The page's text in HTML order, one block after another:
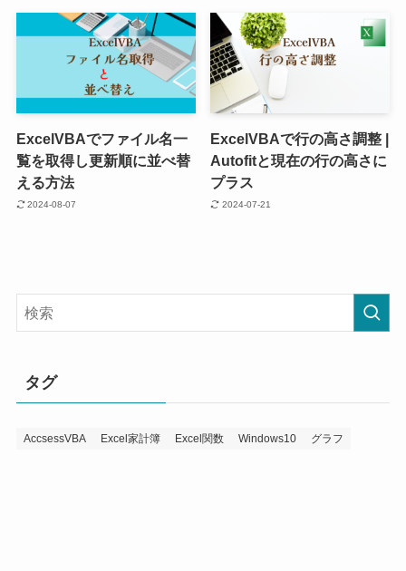
ExcelVBAでファイル名一
覧を取得し更新順に並べ替
える方法
2024-08-07
ExcelVBAで行の高さ調整 |
Autofitと現在の行の高さに
プラス
2024-07-21
タグ
AccsessVBA Excel家計簿 Excel関数 Windows10 グラフ